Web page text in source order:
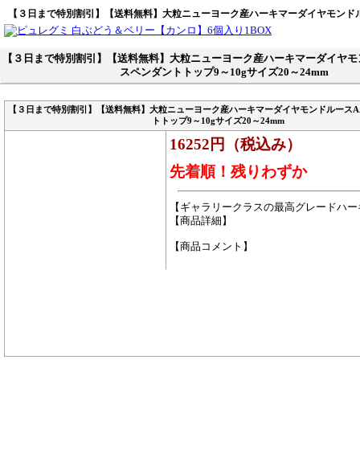
【３日まで特別割引】【送料無料】大粒ニューヨーク産ハーキマーダイヤモン
【３日まで特別割引】【送料無料】大粒ニューヨーク産ハーキマーダイヤ
スペンダントトップ9～10gサイズ20～24mm
【３日まで特別割引】【送料無料】大粒ニューヨーク産ハーキマーダイヤモンドルース
トトップ9～10gサイズ20～24mm
16252円（税込み）
先着順！残りわずか
【ギャラリークラスの最高グレードハ
【商品詳細】
【商品コメント】